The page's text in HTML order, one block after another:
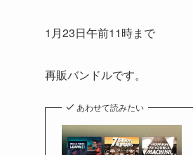
1月23日午前11時まで
再販バンドルです。
あわせて読みたい